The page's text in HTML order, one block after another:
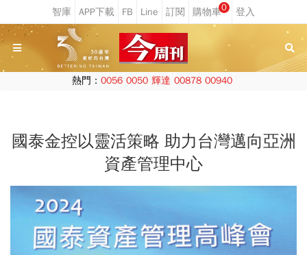
0
熱門： 0056 0050 輝達 00878 00940
國泰金控以靈活策略 助力台灣邁向亞洲
資產管理中心